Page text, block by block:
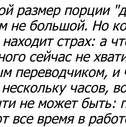
размер порции
не большой. Но
страх: а
сейчас не
переводчиком, и
часов,
не может быть:
все время в